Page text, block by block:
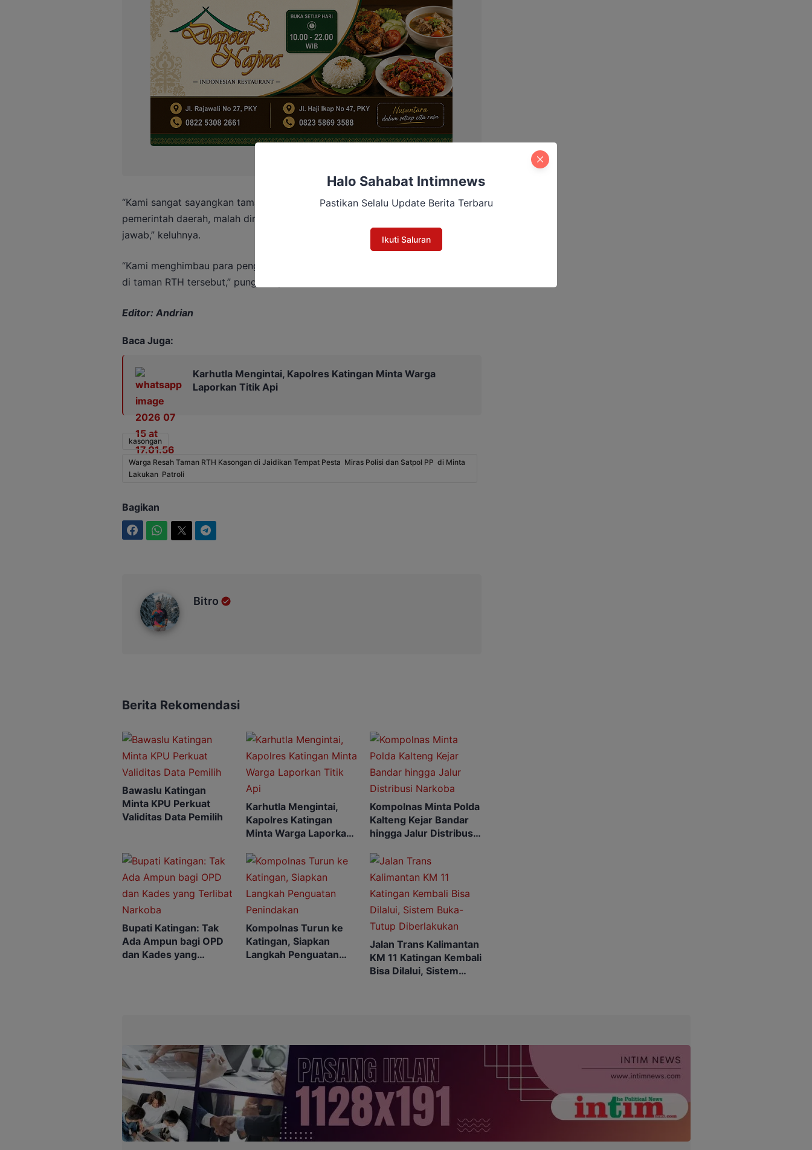
“Kami sangat sayangkan taman RTH ini yang sudah difasilitasi oleh
pemerintah daerah, malah dirusak oleh orang-orang yang tidak bertangung
jawab,” keluhnya.
“Kami menghimbau para pengujung agar berhati-hati saat nongkrong malam
di taman RTH tersebut,” pungkasnya.
Editor: Andrian
Baca Juga:
Karhutla Mengintai, Kapolres Katingan Minta Warga
Laporkan Titik Api
kasongan
Warga Resah Taman RTH Kasongan di Jaidikan Tempat Pesta Miras Polisi dan Satpol PP di Minta
Lakukan Patroli
Bagikan
Bitro
Berita Rekomendasi
Bawaslu Katingan
Minta KPU Perkuat
Validitas Data Pemilih
Karhutla Mengintai,
Kapolres Katingan
Minta Warga Laporkan
Kompolnas Minta Polda
Kalteng Kejar Bandar
hingga Jalur Distribusi
Bupati Katingan: Tak
Ada Ampun bagi OPD
dan Kades yang
Kompolnas Turun ke
Katingan, Siapkan
Langkah Penguatan
Jalan Trans Kalimantan
KM 11 Katingan Kembali
Bisa Dilalui, Sistem
Halo Sahabat Intimnews
Pastikan Selalu Update Berita Terbaru
Ikuti Saluran